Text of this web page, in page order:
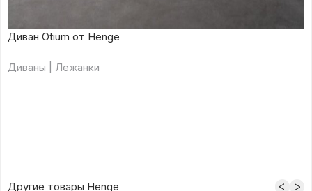
Диван Otium от Henge
Диваны | Лежанки
Другие товары Henge